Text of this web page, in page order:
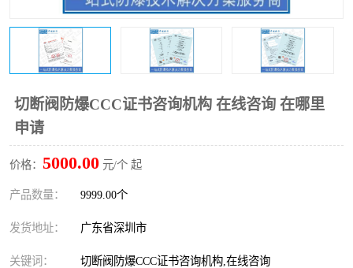
切断阀防爆CCC证书咨询机构 在线咨询 在哪里
申请
价格： 5000.00 元/个 起
产品数量： 9999.00个
发货地址： 广东省深圳市
关键词： 切断阀防爆CCC证书咨询机构,在线咨询